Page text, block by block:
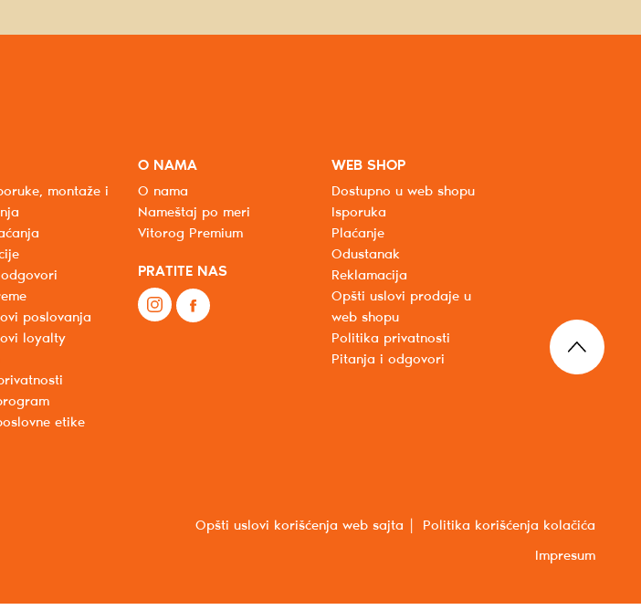
montaže i
poslovanja
loyalty
etike
O NAMA
O nama
Nameštaj po meri
Vitorog Premium
PRATITE NAS
WEB SHOP
Dostupno u web shopu
Isporuka
Plaćanje
Odustanak
Reklamacija
Opšti uslovi prodaje u
web shopu
Politika privatnosti
Pitanja i odgovori
Opšti uslovi korišćenja web sajta Politika korišćenja kolačića
Impresum